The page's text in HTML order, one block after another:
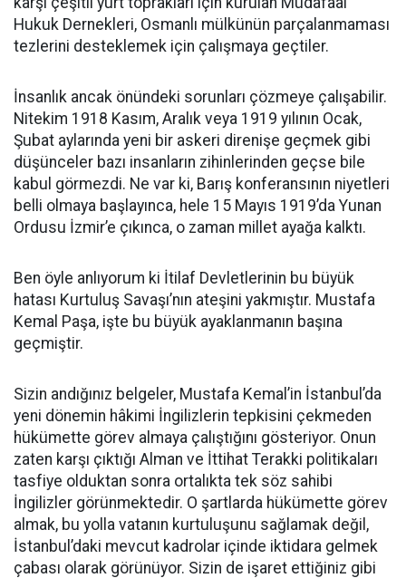
Hukuk Dernekleri, Osmanlı mülkünün parçalanmaması
tezlerini desteklemek için çalışmaya geçtiler.
İnsanlık ancak önündeki sorunları çözmeye çalışabilir.
Nitekim 1918 Kasım, Aralık veya 1919 yılının Ocak,
Şubat aylarında yeni bir askeri direnişe geçmek gibi
düşünceler bazı insanların zihinlerinden geçse bile
kabul görmezdi. Ne var ki, Barış konferansının niyetleri
belli olmaya başlayınca, hele 15 Mayıs 1919’da Yunan
Ordusu İzmir’e çıkınca, o zaman millet ayağa kalktı.
Ben öyle anlıyorum ki İtilaf Devletlerinin bu büyük
hatası Kurtuluş Savaşı’nın ateşini yakmıştır. Mustafa
Kemal Paşa, işte bu büyük ayaklanmanın başına
geçmiştir.
Sizin andığınız belgeler, Mustafa Kemal’in İstanbul’da
yeni dönemin hâkimi İngilizlerin tepkisini çekmeden
hükümette görev almaya çalıştığını gösteriyor. Onun
zaten karşı çıktığı Alman ve İttihat Terakki politikaları
tasfiye olduktan sonra ortalıkta tek söz sahibi
İngilizler görünmektedir. O şartlarda hükümette görev
almak, bu yolla vatanın kurtuluşunu sağlamak değil,
İstanbul’daki mevcut kadrolar içinde iktidara gelmek
çabası olarak görünüyor. Sizin de işaret ettiğiniz gibi